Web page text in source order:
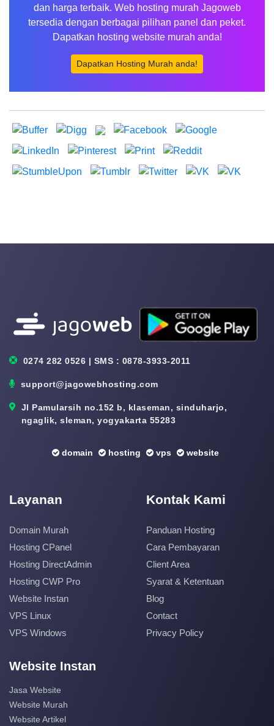
dan harga terbaik. Web hosting murah Jagoweb
tersedia dengan berbagai pilihan panel dan peket.
Dapatkan hosting website murah anda!
Dapatkan Hosting Murah anda!
0274 282 0526 | SMS : 0878-3933-2011
support@jagowebhosting.com
Jl Pamularsih no.152 b, klaseman, sinduharjo,
ngaglik, sleman, yogyakarta 55283
domain hosting vps website
Layanan
Domain Murah
Hosting CPanel
Hosting DirectAdmin
Hosting CWP Pro
Website Instan
VPS Linux
VPS Windows
Kontak Kami
Panduan Hosting
Cara Pembayaran
Client Area
Syarat & Ketentuan
Blog
Contact
Privacy Policy
Website Instan
Jasa Website
Website Murah
Website Artikel